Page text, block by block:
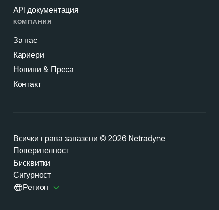
API документация
КОМПАНИЯ
За нас
Кариери
Новини & Преса
Контакт
Всички права запазени © 2026 Netradyne
Поверителност
Бисквитки
Сигурност
Регион